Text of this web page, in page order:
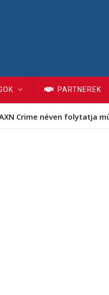
PARTNEREK
Crime néven folytatja